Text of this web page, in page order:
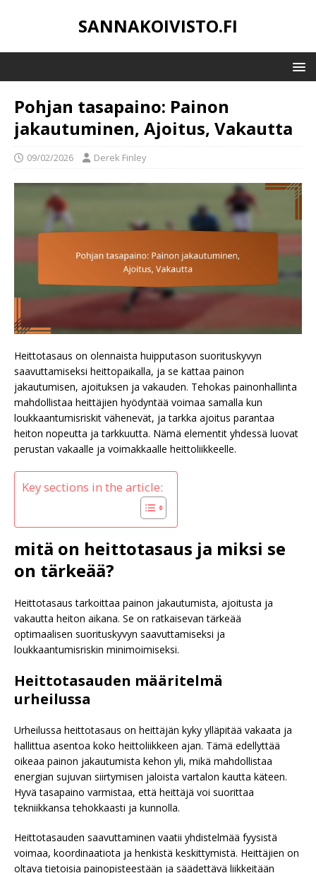
SANNAKOIVISTO.FI
Pohjan tasapaino: Painon
jakautuminen, Ajoitus, Vakautta
09/02/2026 Derek Finley
Heittotasaus on olennaista huipputason suorituskyvyn
saavuttamiseksi heittopaikalla, ja se kattaa painon
jakautumisen, ajoituksen ja vakauden. Tehokas painonhallinta
mahdollistaa heittäjien hyödyntää voimaa samalla kun
loukkaantumisriskit vähenevät, ja tarkka ajoitus parantaa
heiton nopeutta ja tarkkuutta. Nämä elementit yhdessä luovat
perustan vakaalle ja voimakkaalle heittoliikkeelle.
Key sections in the article:
mitä on heittotasaus ja miksi se
on tärkeää?
Heittotasaus tarkoittaa painon jakautumista, ajoitusta ja
vakautta heiton aikana. Se on ratkaisevan tärkeää
optimaalisen suorituskyvyn saavuttamiseksi ja
loukkaantumisriskin minimoimiseksi.
Heittotasauden määritelmä
urheilussa
Urheilussa heittotasaus on heittäjän kyky ylläpitää vakaata ja
hallittua asentoa koko heittoliikkeen ajan. Tämä edellyttää
oikeaa painon jakautumista kehon yli, mikä mahdollistaa
energian sujuvan siirtymisen jaloista vartalon kautta käteen.
Hyvä tasapaino varmistaa, että heittäjä voi suorittaa
tekniikkansa tehokkaasti ja kunnolla.
Heittotasauden saavuttaminen vaatii yhdistelmää fyysistä
voimaa, koordinaatiota ja henkistä keskittymistä. Heittäjien on
oltava tietoisia painopisteestään ja säädettävä liikkeitään